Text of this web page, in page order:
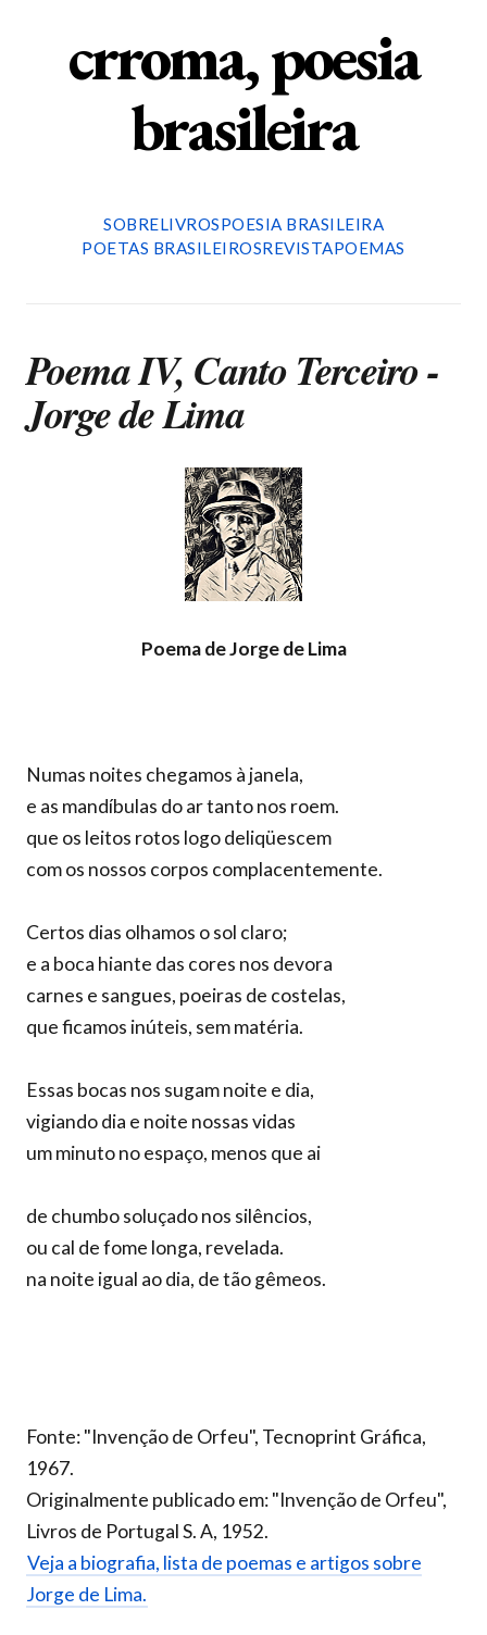
crroma, poesia
brasileira
SOBRELIVROSPOESIA BRASILEIRA
POETAS BRASILEIROSREVISTAPOEMAS
Poema IV, Canto Terceiro -
Jorge de Lima
Poema de Jorge de Lima
Numas noites chegamos à janela,
e as mandíbulas do ar tanto nos roem.
que os leitos rotos logo deliqüescem
com os nossos corpos complacentemente.
Certos dias olhamos o sol claro;
e a boca hiante das cores nos devora
carnes e sangues, poeiras de costelas,
que ficamos inúteis, sem matéria.
Essas bocas nos sugam noite e dia,
vigiando dia e noite nossas vidas
um minuto no espaço, menos que ai
de chumbo soluçado nos silêncios,
ou cal de fome longa, revelada.
na noite igual ao dia, de tão gêmeos.
Fonte: "Invenção de Orfeu", Tecnoprint Gráfica,
1967.
Originalmente publicado em: "Invenção de Orfeu",
Livros de Portugal S. A, 1952.
Veja a biografia, lista de poemas e artigos sobre
Jorge de Lima.